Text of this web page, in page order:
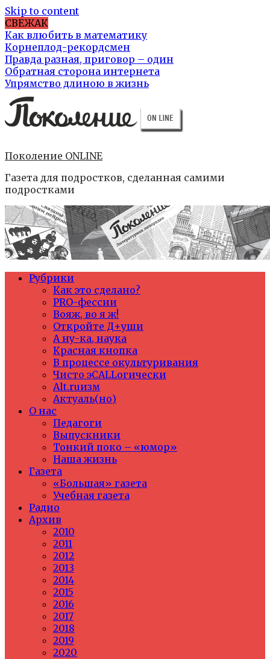
Skip to content
СВЕЖАК
Как влюбить в математику
Корнеплод-рекордсмен
Правда разная, приговор – один
Обратная сторона интернета
Упрямство длиною в жизнь
Поколение ONLINE
Газета для подростков, сделанная самими
подростками
Рубрики
Как это сделано?
PRO-фессии
Вояж, во я ж!
Откройте Д+уши
А ну-ка, наука
Красная кнопка
В процессе окультуривания
Чисто эCALLогически
Alt.ruизм
Актуаль(но)
О нас
Педагоги
Выпускники
Тонкий поко – «юмор»
Наша жизнь
Газета
«Большая» газета
Учебная газета
Радио
Архив
2010
2011
2012
2013
2014
2015
2016
2017
2018
2019
2020